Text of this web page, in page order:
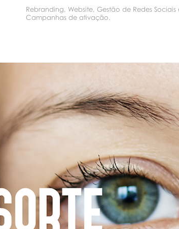
Rebranding, Website, Gestão de Redes Sociais
Campanhas de ativação.